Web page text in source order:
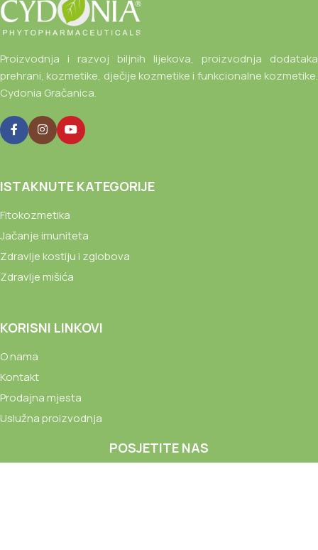
Proizvodnja i razvoj biljnih lijekova, proizvodnja dodataka
prehrani, kozmetike, dječije kozmetike i funkcionalne kozmetike.
Cydonia Gračanica.
ISTAKNUTE KATEGORIJE
Fitokozmetika
Jačanje imuniteta
Zdravlje kostiju i zglobova
Zdravlje mišića
KORISNI LINKOVI
O nama
Kontakt
Prodajna mjesta
Uslužna proizvodnja
POSJETITE NAS